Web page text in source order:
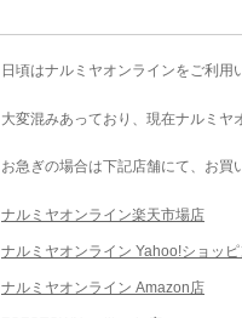
日頃はナルミヤオンラインをご利用
大変混みあっており、現在ナルミヤ
お急ぎの場合は下記店舗にて、お買
ナルミヤオンライン楽天市場店
ナルミヤオンライン Yahoo!ショッ
ナルミヤオンライン Amazon店